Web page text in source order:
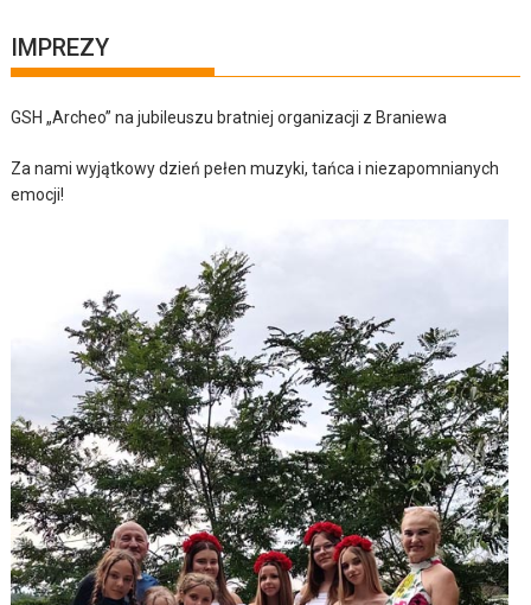
IMPREZY
GSH „Archeo” na jubileuszu bratniej organizacji z Braniewa
Za nami wyjątkowy dzień pełen muzyki, tańca i niezapomnianych
emocji!